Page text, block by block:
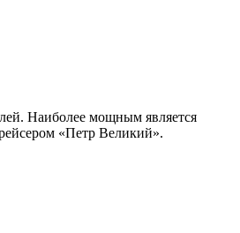
Наиболее мощным является
«Петр Великий».